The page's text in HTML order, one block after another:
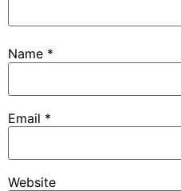
Name *
Email *
Website